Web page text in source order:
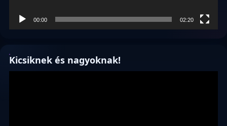
00:00 02:20
Kicsiknek és nagyoknak!